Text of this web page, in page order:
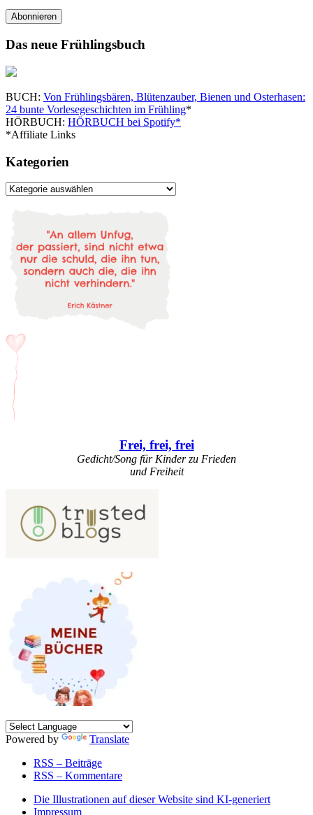
Adresse
Abonnieren
Das neue Frühlingsbuch
BUCH: Von Frühlingsbären, Blütenzauber, Bienen und Osterhasen:
24 bunte Vorlesegeschichten im Frühling*
HÖRBUCH: HÖRBUCH bei Spotify*
*Affiliate Links
Kategorien
Kategorien
Frei, frei, frei
Gedicht/Song für Kinder zu Frieden
und Freiheit
Powered by
Translate
RSS – Beiträge
RSS – Kommentare
Die Illustrationen auf dieser Website sind KI-generiert
Impressum